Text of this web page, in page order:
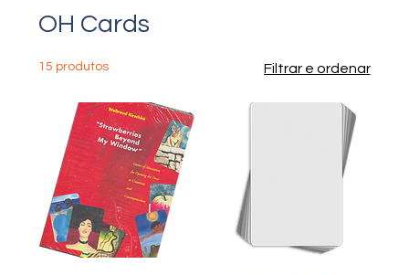
OH Cards
15 produtos Filtrar e ordenar